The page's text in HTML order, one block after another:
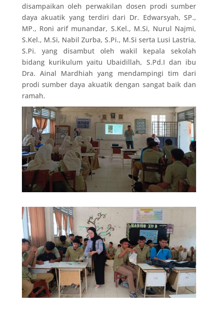
disampaikan oleh perwakilan dosen prodi sumber
daya akuatik yang terdiri dari Dr. Edwarsyah, SP.,
MP., Roni arif munandar, S.Kel., M.Si, Nurul Najmi,
S.Kel., M.Si, Nabil Zurba, S.Pi., M.Si serta Lusi Lastria,
S.Pi. yang disambut oleh wakil kepala sekolah
bidang kurikulum yaitu Ubaidillah, S.Pd.I dan ibu
Dra. Ainal Mardhiah yang mendampingi tim dari
prodi sumber daya akuatik dengan sangat baik dan
ramah.